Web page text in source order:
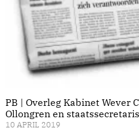
PB | Overleg Kabinet Wever
Ollongren en
10 APRIL 2019